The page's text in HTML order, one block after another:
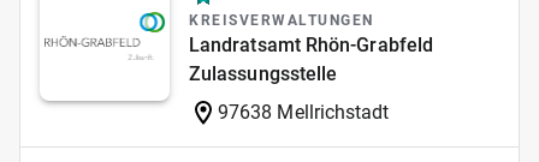
KREISVERWALTUNGEN
Landratsamt Rhön-Grabfeld
Zulassungsstelle
97638 Mellrichstadt